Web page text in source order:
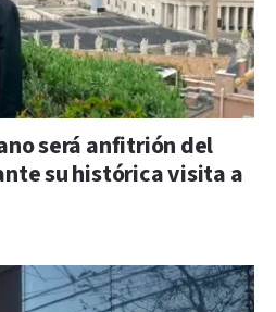
será anfitrión del
su histórica visita a